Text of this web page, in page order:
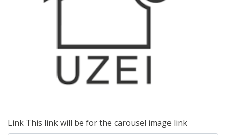
Link This link will be for the carousel image link